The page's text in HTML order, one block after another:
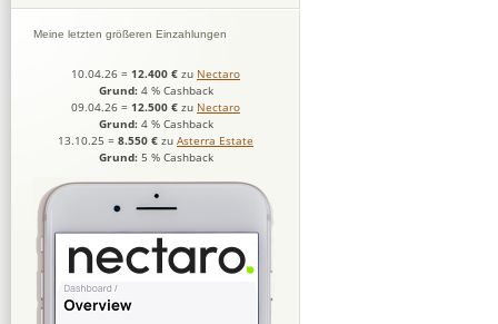
Meine letzten größeren Einzahlungen
10.04.26 = 12.400 € zu Nectaro
Grund: 4 % Cashback
09.04.26 = 12.500 € zu Nectaro
Grund: 4 % Cashback
13.10.25 = 8.550 € zu Asterra Estate
Grund: 5 % Cashback